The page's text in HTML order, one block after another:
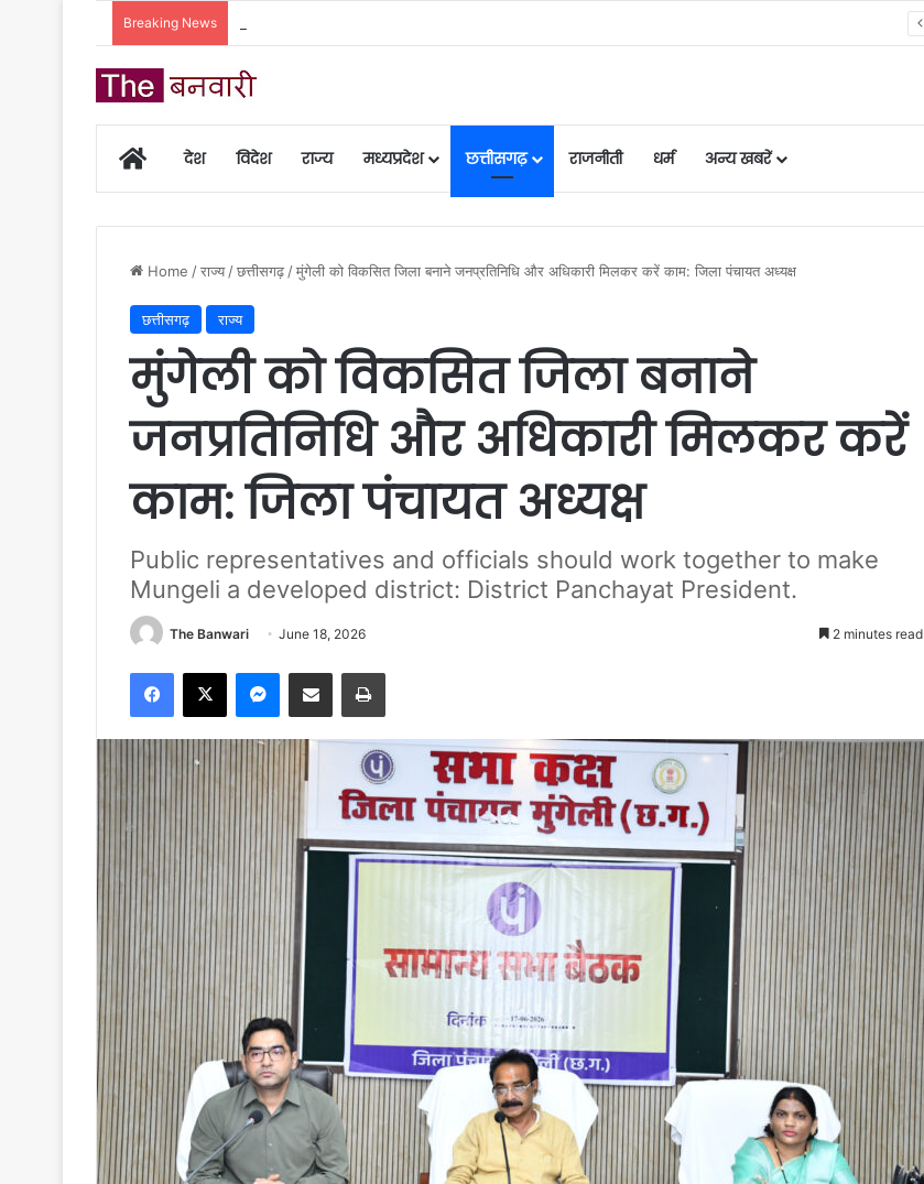
Breaking News
Homeदेश विदेश राज्य मध्यप्रदेश छत्तीसगढ़ राजनीती धर्म अन्य खबरें
Home /राज्य /छत्तीसगढ़ /मुंगेली को विकसित जिला बनाने जनप्रतिनिधि और अधिकारी मिलकर करें काम: जिला पंचायत अध्यक्ष
छत्तीसगढ़ राज्य
मुंगेली को विकसित जिला बनाने
जनप्रतिनिधि और अधिकारी मिलकर करें
काम: जिला पंचायत अध्यक्ष
Public representatives and officials should work together to make
Mungeli a developed district: District Panchayat President.
The Banwari June 18, 2026 2 minutes read
Facebook
X Messenger
Share via Email Print